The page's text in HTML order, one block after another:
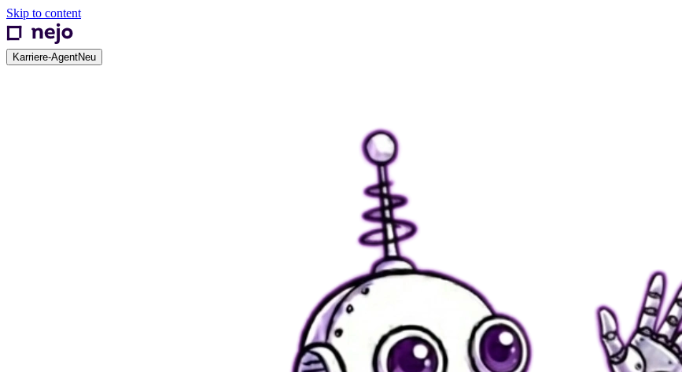
Skip to content
Karriere-AgentNeu